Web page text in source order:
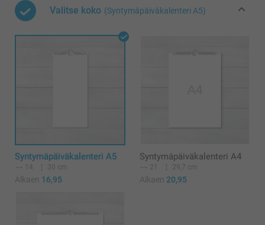
Valitse koko (Syntymäpäiväkalenteri A5)
Syntymäpäiväkalenteri A5
14 30 cm
Alkaen 16,95
Syntymäpäiväkalenteri A4
21 29,7 cm
Alkaen 20,95